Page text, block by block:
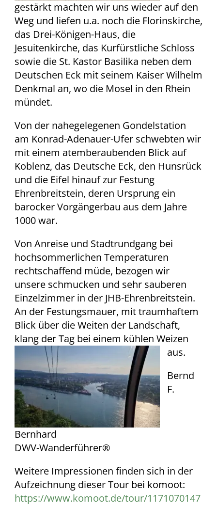
gestärkt machten wir uns wieder auf den
Weg und liefen u.a. noch die Florinskirche,
das Drei-Königen-Haus, die
Jesuitenkirche, das Kurfürstliche Schloss
sowie die St. Kastor Basilika neben dem
Deutschen Eck mit seinem Kaiser Wilhelm
Denkmal an, wo die Mosel in den Rhein
mündet.
Von der nahegelegenen Gondelstation
am Konrad-Adenauer-Ufer schwebten wir
mit einem atemberaubenden Blick auf
Koblenz, das Deutsche Eck, den Hunsrück
und die Eifel hinauf zur Festung
Ehrenbreitstein, deren Ursprung ein
barocker Vorgängerbau aus dem Jahre
1000 war.
Von Anreise und Stadtrundgang bei
hochsommerlichen Temperaturen
rechtschaffend müde, bezogen wir
unsere schmucken und sehr sauberen
Einzelzimmer in der JHB-Ehrenbreitstein.
An der Festungsmauer, mit traumhaftem
Blick über die Weiten der Landschaft,
klang der Tag bei einem kühlen Weizen
aus.
Bernd
F.
Bernhard
DWV-Wanderführer®
Weitere Impressionen finden sich in der
Aufzeichnung dieser Tour bei komoot:
https://www.komoot.de/tour/1171070147